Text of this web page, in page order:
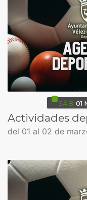
SÁB 01
Actividades
del 01 al 02 de